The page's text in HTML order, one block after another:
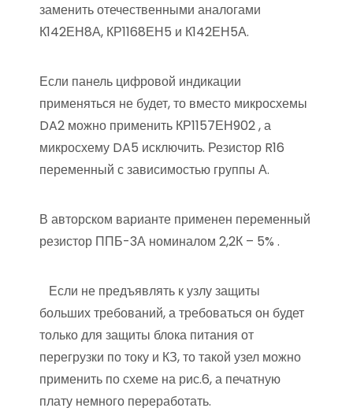
заменить отечественными аналогами
К142ЕН8А, КР1168ЕН5 и К142ЕН5А.
Если панель цифровой индикации
применяться не будет, то вместо микросхемы
DA2 можно применить КР1157ЕН902 , а
микросхему DA5 исключить. Резистор R16
переменный с зависимостью группы А.
В авторском варианте применен переменный
резистор ППБ-3А номиналом 2,2К – 5% .
Если не предъявлять к узлу защиты
больших требований, а требоваться он будет
только для защиты блока питания от
перегрузки по току и КЗ, то такой узел можно
применить по схеме на рис.6, а печатную
плату немного переработать.